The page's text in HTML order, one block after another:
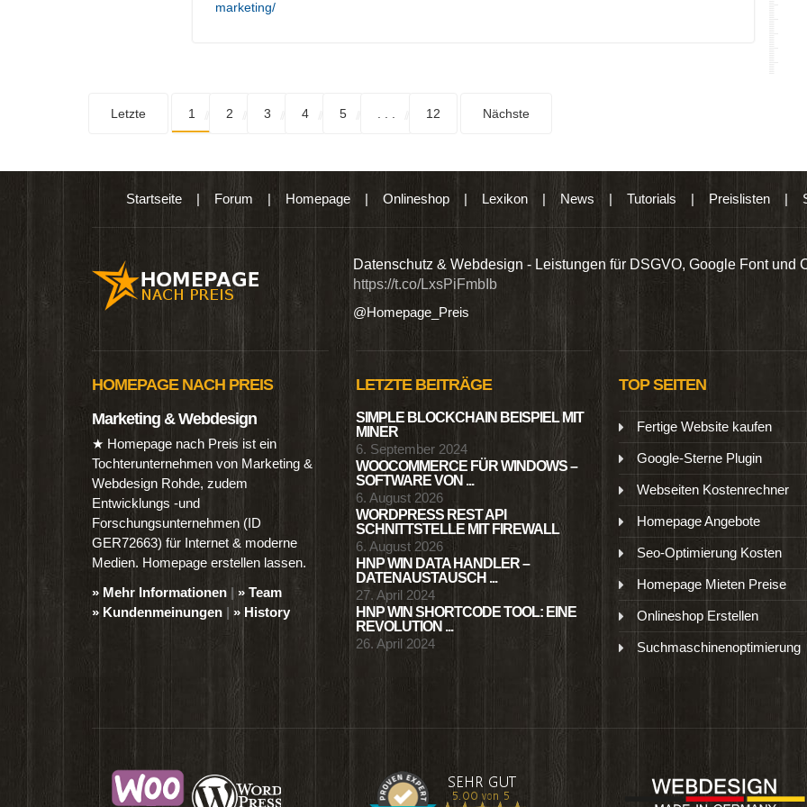
marketing/
Letzte 1 2 3 4 5 12 Nächste
Startseite| Forum | Homepage| Onlineshop| Lexikon| News | Tutorials | Preislisten|
Produkten wie Ebooks & DVDs.… Datenschutz & Webdesign - Leistungen für DSGVO, Google Font und
https://t.co/LxsPiFmbIb
@Homepage_Preis
HOMEPAGE NACH PREIS
Marketing & Webdesign
★ Homepage nach Preis ist ein
Tochterunternehmen von Marketing &
Webdesign Rohde, zudem
Entwicklungs -und
Forschungsunternehmen (ID
GER72663) für Internet & moderne
Medien. Homepage erstellen lassen.
» Mehr Informationen | » Team
» Kundenmeinungen | » History
LETZTE BEITRÄGE
SIMPLE BLOCKCHAIN BEISPIEL MIT
MINER
6. September 2024
WOOCOMMERCE FÜR WINDOWS –
SOFTWARE VON ...
6. August 2026
WORDPRESS REST API
SCHNITTSTELLE MIT FIREWALL
6. August 2026
HNP WIN DATA HANDLER –
DATENAUSTAUSCH ...
27. April 2024
HNP WIN SHORTCODE TOOL: EINE
REVOLUTION ...
26. April 2024
TOP SEITEN
Fertige Website kaufen
Google-Sterne Plugin
Webseiten Kostenrechner
Homepage Angebote
Seo-Optimierung Kosten
Homepage Mieten Preise
Onlineshop Erstellen
Suchmaschinenoptimierung